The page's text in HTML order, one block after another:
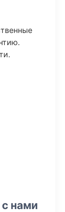
нами